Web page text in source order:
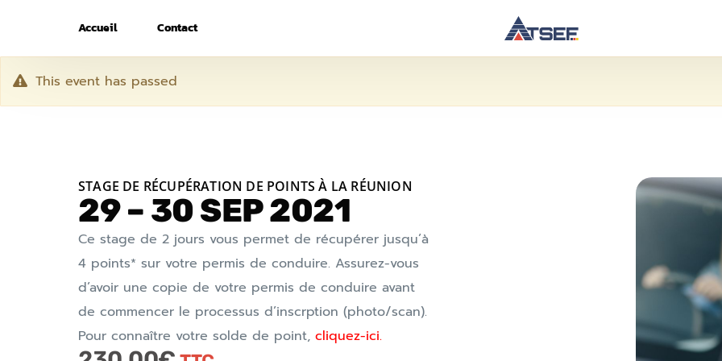
Accueil Contact
This event has passed
STAGE DE RÉCUPÉRATION DE POINTS À LA RÉUNION
29 – 30 SEP 2021
Ce stage de 2 jours vous permet de récupérer jusqu’à
4 points* sur votre permis de conduire. Assurez-vous
d’avoir une copie de votre permis de conduire avant
de commencer le processus d’inscrption (photo/scan).
Pour connaître votre solde de point, cliquez-ici.